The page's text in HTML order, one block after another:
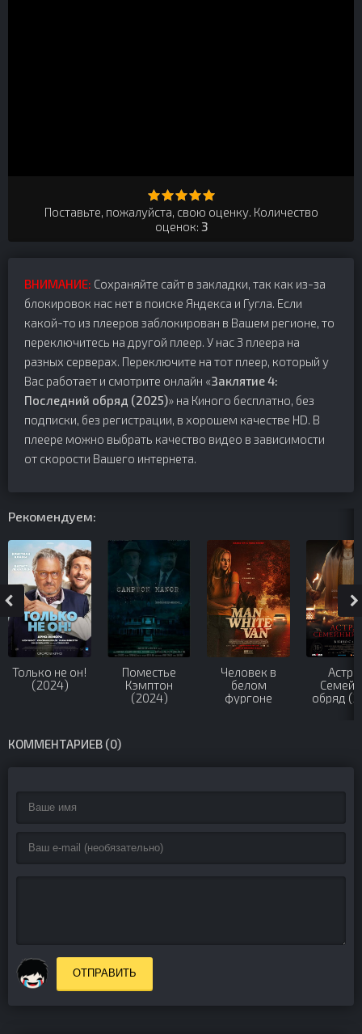
Поставьте, пожалуйста, свою оценку. Количество
оценок: 3
ВНИМАНИЕ: Сохраняйте сайт в закладки, так как из-за
блокировок нас нет в поиске Яндекса и Гугла. Если
какой-то из плееров заблокирован в Вашем регионе, то
переключитесь на другой плеер. У нас 3 плеера на
разных серверах. Переключите на тот плеер, который у
Вас работает и смотрите онлайн «Заклятие 4:
Последний обряд (2025)» на Киного бесплатно, без
подписки, без регистрации, в хорошем качестве HD. В
плеере можно выбрать качество видео в зависимости
от скорости Вашего интернета.
Рекомендуем:
Только не он!
(2024)
Поместье
Кэмптон
(2024)
Человек в
белом
фургоне
обряд
КОММЕНТАРИЕВ (0)
ОТПРАВИТЬ